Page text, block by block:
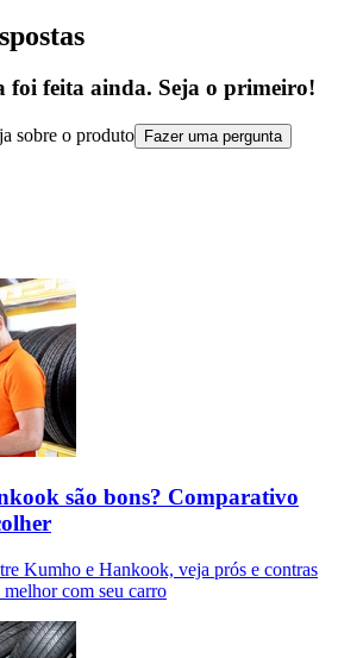
foi feita ainda. Seja o primeiro!
sobre o produto Fazer uma pergunta
são bons? Comparativo
Kumho e Hankook, veja prós e contras
com seu carro